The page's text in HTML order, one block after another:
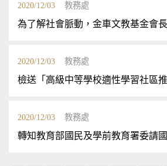
2020/12/03 教務處
為了解社會脈動，金車文教基金會
2020/12/03 教務處
檢送「高級中等學校適性學習社區
2020/12/03 教務處
轉知教育部國民及學前教育署委請